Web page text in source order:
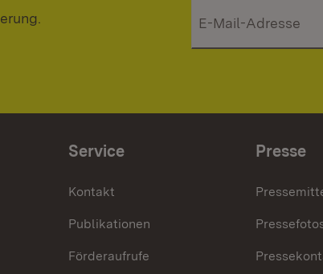
Service
Kontakt
Publikationen
Förderaufrufe
Presse